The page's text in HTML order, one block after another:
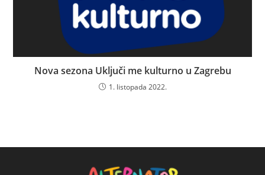
Nova sezona Uključi me kulturno u Zagrebu
1. listopada 2022.